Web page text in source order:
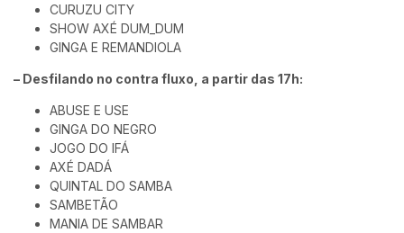
CURUZU CITY
SHOW AXÉ DUM_DUM
GINGA E REMANDIOLA
– Desfilando no contra fluxo, a partir das 17h:
ABUSE E USE
GINGA DO NEGRO
JOGO DO IFÁ
AXÉ DADÁ
QUINTAL DO SAMBA
SAMBETÃO
MANIA DE SAMBAR